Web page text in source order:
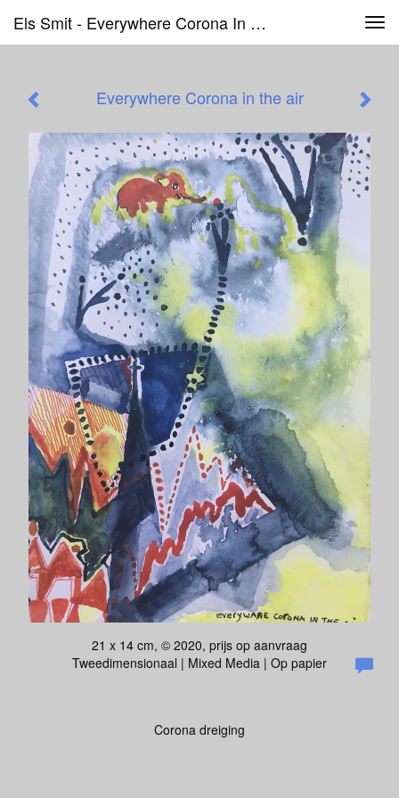
Els Smit - Everywhere Corona In The Air
Everywhere Corona in the air
21 x 14 cm, © 2020, prijs op aanvraag
Tweedimensionaal | Mixed Media | Op papier
Corona dreiging